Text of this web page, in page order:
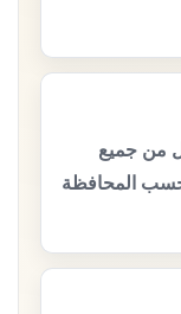
من جميع
حسب المحافظة